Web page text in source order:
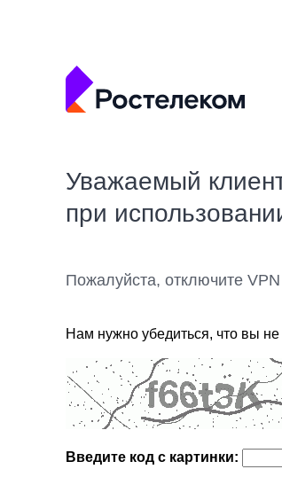
Уважаемый
при
Пожалуйста, отключите
Нам нужно убедиться, что вы
Введите код с картинки: